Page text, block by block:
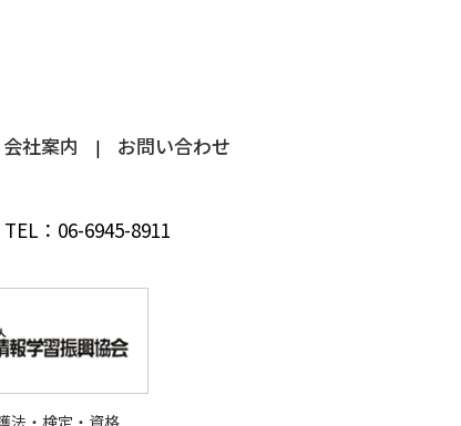
会社案内 お問い合わせ
TEL： 06-6945-8911
法・検定・資格